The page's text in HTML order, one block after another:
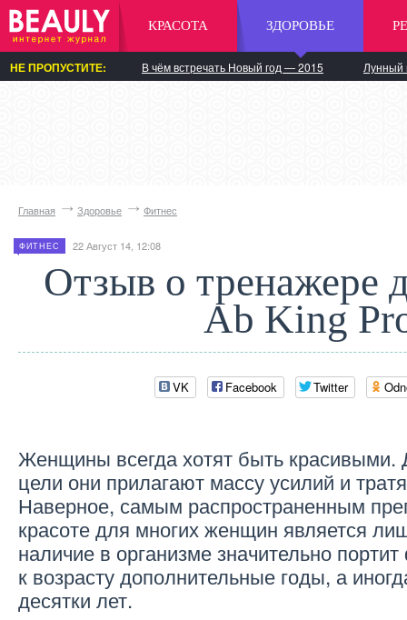
КРАСОТА ЗДОРОВЬЕ
НЕ ПРОПУСТИТЕ: В чём встречать Новый год — 2015 Лунный
Главная Здоровье Фитнес
ФИТНЕС 22 Август 14, 12:08
Отзыв о тренажере
Ab King
VK Facebook Twitter
Женщины всегда хотят быть красивыми.
цели они прилагают массу усилий и
Наверное, самым распространенным
красоте для многих женщин является
наличие в организме значительно
к возрасту дополнительные годы, а
десятки лет.